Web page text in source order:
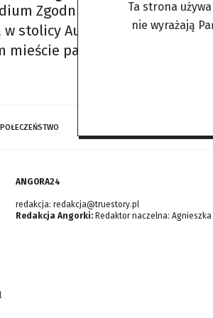
Zgodnie z najnowszym
stolicy Austrii, jak wynika z
partia ta również
ANGORA24
redakcja: redakcja@truestory.pl
Redakcja Angorki: Redaktor naczelna:
Ta strona
nie wyrażają